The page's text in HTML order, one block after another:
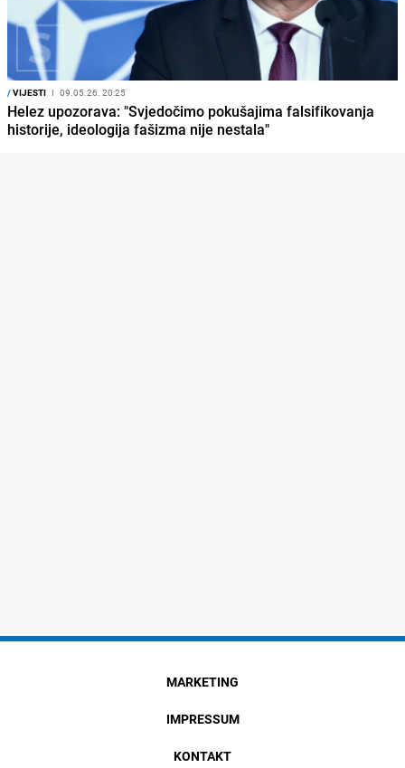
/VIJESTI I 09.05.26. 20:25
Helez upozorava: "Svjedočimo pokušajima falsifikovanja
historije, ideologija fašizma nije nestala"
MARKETING
IMPRESSUM
KONTAKT